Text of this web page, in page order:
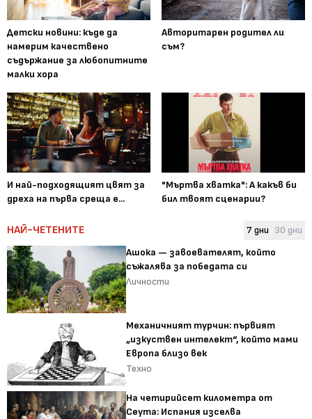
Детски новини: къде да
намерим качествено
съдържание за любопитните
малки хора
Авторитарен родител ли
съм?
И най-подходящият цвят за
дреха на първа среща е...
"Мъртва хватка": А какъв би
бил твоят сценарии?
НАЙ-ЧЕТЕНИТЕ 7 дни 30 дни
Ашока — завоевателят, който
съжалява за победата си
Личности
Механичният турчин: първият
„изкуствен интелект“, който мами
Европа близо век
Техно
На четирийсет километра от
Сеута: Испания изселва